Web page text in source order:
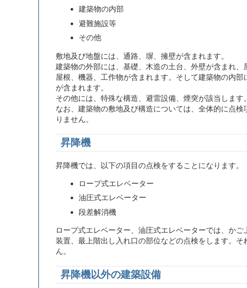
建築物の内部
避難施設等
その他
敷地及び地盤には、通路、塀、擁壁が含まれます。
建築物の外部には、基礎、木造の土台、外壁が含まれ、
屋根、機器、工作物が含まれます。そして建築物の内
が含まれます。
その他には、特殊な構造、避雷設備、煙突が該当します。
なお、建築物の敷地及び構造については、全体的に点
りません。
昇降機
昇降機では、以下の項目の点検をすることになります。
ロープ式エレベーター
油圧式エレベーター
段差解消機
ロープ式エレベーター、油圧式エレベーターでは、か
装置、最上階出し入れ口の部位などの点検をします。
ん。
昇降機以外の建築設備